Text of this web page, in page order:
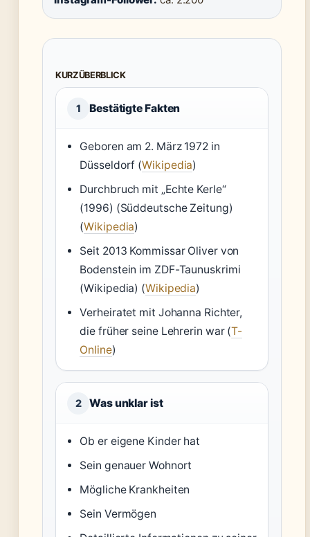
KURZÜBERBLICK
1 Bestätigte Fakten
Geboren am 2. März 1972 in
Düsseldorf (Wikipedia)
Durchbruch mit „Echte Kerle“
(1996) (Süddeutsche Zeitung)
(Wikipedia)
Seit 2013 Kommissar Oliver von
Bodenstein im ZDF-Taunuskrimi
(Wikipedia) (Wikipedia)
Verheiratet mit Johanna Richter,
die früher seine Lehrerin war (T-
Online)
2 Was unklar ist
Ob er eigene Kinder hat
Sein genauer Wohnort
Mögliche Krankheiten
Sein Vermögen